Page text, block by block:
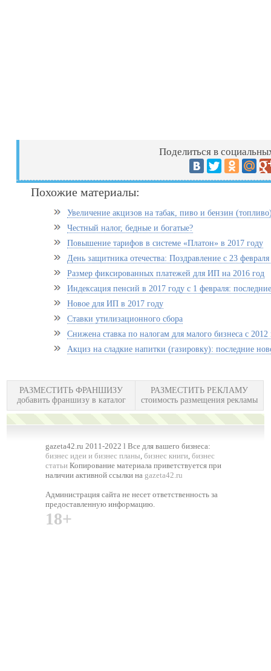
Поделиться в
Похожие материалы:
Увеличение акцизов на табак, пиво и бензин
Честный налог, бедные и богатые?
Повышение тарифов в системе «Платон» в 2017 году
День защитника отечества: Поздравление с 23
Размер фиксированных платежей для ИП на 2016 год
Индексация пенсий в 2017 году с 1 февраля:
Новое для ИП в 2017 году
Ставки утилизационного сбора
Снижена ставка по налогам для малого бизнеса с 2012
Акциз на сладкие напитки (газировку): последние
РАЗМЕСТИТЬ ФРАНШИЗУ
добавить франшизу в каталог
РАЗМЕСТИТЬ РЕКЛАМУ
стоимость размещения рекламы
gazeta42.ru 2011-2022 l Все для вашего бизнеса:
бизнес идеи и бизнес планы,бизнес книги,бизнес
статьи Копирование материала приветствуется при
наличии активной ссылки на gazeta42.ru
Администрация сайта не несет ответственность за
предоставленную информацию.
18+